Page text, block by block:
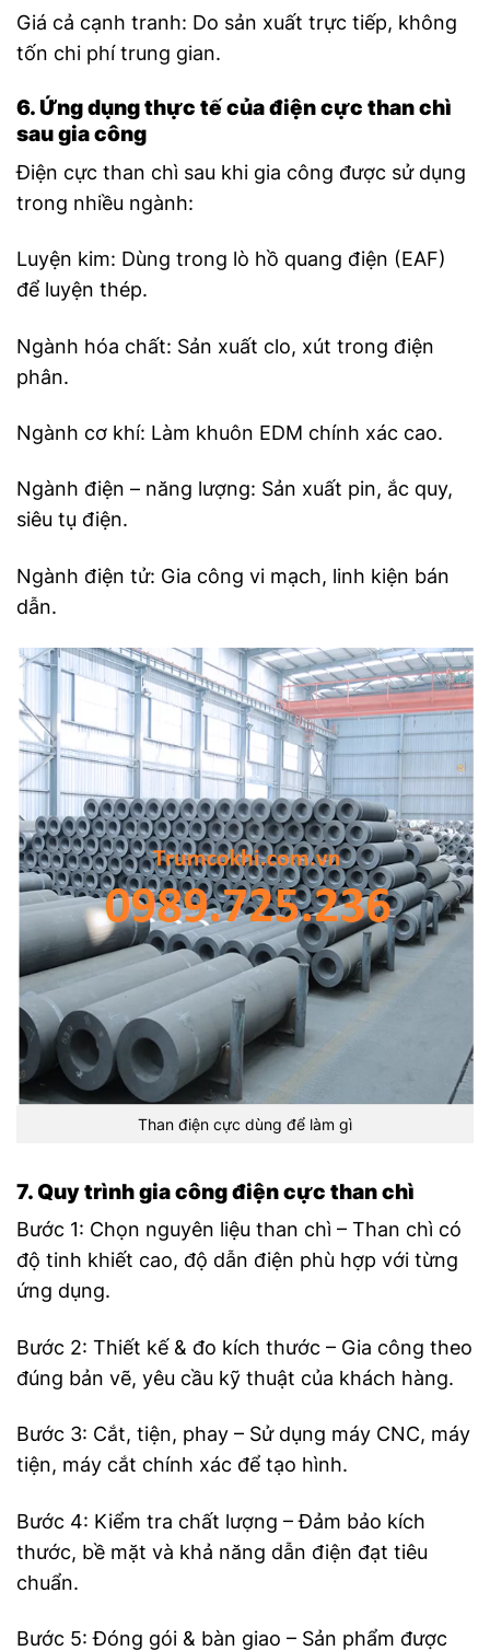
Giá cả cạnh tranh: Do sản xuất trực tiếp, không
tốn chi phí trung gian.
6. Ứng dụng thực tế của điện cực than chì
sau gia công
Điện cực than chì sau khi gia công được sử dụng
trong nhiều ngành:
Luyện kim: Dùng trong lò hồ quang điện (EAF)
để luyện thép.
Ngành hóa chất: Sản xuất clo, xút trong điện
phân.
Ngành cơ khí: Làm khuôn EDM chính xác cao.
Ngành điện – năng lượng: Sản xuất pin, ắc quy,
siêu tụ điện.
Ngành điện tử: Gia công vi mạch, linh kiện bán
dẫn.
Than điện cực dùng để làm gì
7. Quy trình gia công điện cực than chì
Bước 1: Chọn nguyên liệu than chì – Than chì có
độ tinh khiết cao, độ dẫn điện phù hợp với từng
ứng dụng.
Bước 2: Thiết kế & đo kích thước – Gia công theo
đúng bản vẽ, yêu cầu kỹ thuật của khách hàng.
Bước 3: Cắt, tiện, phay – Sử dụng máy CNC, máy
tiện, máy cắt chính xác để tạo hình.
Bước 4: Kiểm tra chất lượng – Đảm bảo kích
thước, bề mặt và khả năng dẫn điện đạt tiêu
chuẩn.
Bước 5: Đóng gói & bàn giao – Sản phẩm được